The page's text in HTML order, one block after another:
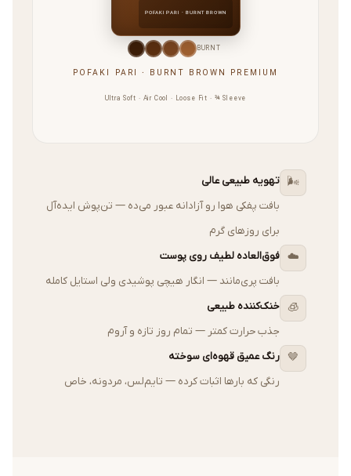
POFAKI PARI · BURNT BROWN
BURNT
POFAKI PARI · BURNT BROWN PREMIUM
Ultra Soft · Air Cool · Loose Fit · ¾ Sleeve
🌬️ تهویه طبیعی عالی
بافت پفکی هوا رو آزادانه عبور می‌ده — تن‌پوش ایده‌آل
برای روزهای گرم
☁️ فوق‌العاده لطیف روی پوست
بافت پری‌مانند — انگار هیچی پوشیدی ولی استایل کامله
🧊
خنک‌کننده طبیعی
جذب حرارت کمتر — تمام روز تازه و آروم
🤎
رنگ عمیق قهوه‌ای سوخته
رنگی که بارها اثبات کرده — تایم‌لس، مردونه، خاص